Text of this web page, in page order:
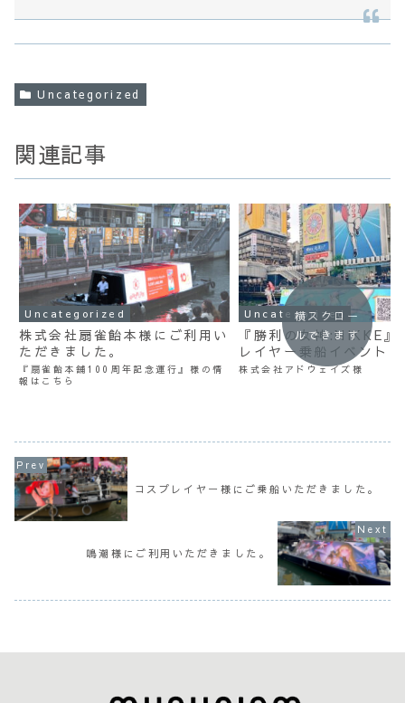
Uncategorized
関連記事
Uncategorized
株式会社扇雀飴本様にご利用い
ただきました。
『扇雀飴本舗100周年記念運行』様の情
報はこちら
Uncategorized
『勝利の女神:NIKKE』
レイヤー乗船イベント
株式会社アドウェイズ様
横スクロー
ルできます
コスプレイヤー様にご乗船いただきました。
鳴潮様にご利用いただきました。